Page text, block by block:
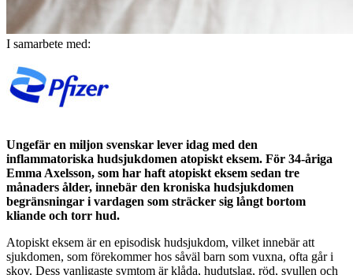
I samarbete med:
Ungefär en miljon svenskar lever idag med den
inflammatoriska hudsjukdomen atopiskt eksem. För 34-åriga
Emma Axelsson, som har haft atopiskt eksem sedan tre
månaders ålder, innebär den kroniska hudsjukdomen
begränsningar i vardagen som sträcker sig långt bortom
kliande och torr hud.
Atopiskt eksem är en episodisk hudsjukdom, vilket innebär att
sjukdomen, som förekommer hos såväl barn som vuxna, ofta går i
skov. Dess vanligaste symtom är klåda, hudutslag, röd, svullen och